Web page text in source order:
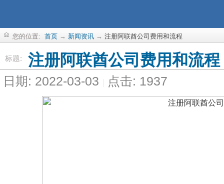
您的位置: 首页 → 新闻资讯 → 注册阿联酋公司费用和流程
标题: 注册阿联酋公司费用和流程
日期: 2022-03-03 点击: 1937